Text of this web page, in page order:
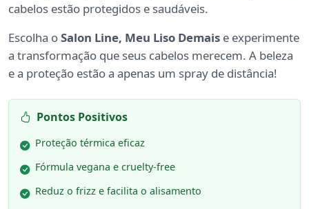
cabelos estão protegidos e saudáveis.
Escolha oSalon Line, Meu Liso Demais e experimente
a transformação que seus cabelos merecem. A beleza
e a proteção estão a apenas um spray de distância!
Pontos Positivos
Proteção térmica eficaz
Fórmula vegana e cruelty-free
Reduz o frizz e facilita o alisamento